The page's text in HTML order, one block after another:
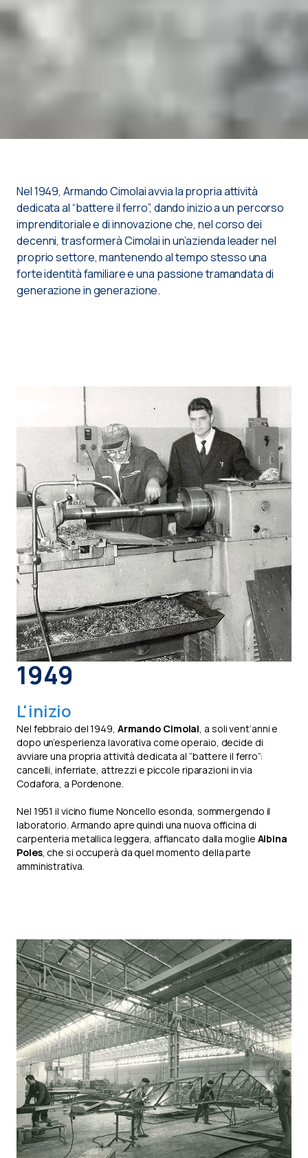
Nel 1949, Armando Cimolai avvia la propria attività
dedicata al “battere il ferro”, dando inizio a un percorso
imprenditoriale e di innovazione che, nel corso dei
decenni, trasformerà Cimolai in un’azienda leader nel
proprio settore, mantenendo al tempo stesso una
forte identità familiare e una passione tramandata di
generazione in generazione.
1949
L'inizio
Nel febbraio del 1949, Armando Cimolai , a soli vent’anni e
dopo un’esperienza lavorativa come operaio, decide di
avviare una propria attività dedicata al “battere il ferro”:
cancelli, inferriate, attrezzi e piccole riparazioni in via
Codafora, a Pordenone.
Nel 1951 il vicino fiume Noncello esonda, sommergendo il
laboratorio. Armando apre quindi una nuova officina di
carpenteria metallica leggera, affiancato dalla moglie Albina
Poles, che si occuperà da quel momento della parte
amministrativa.